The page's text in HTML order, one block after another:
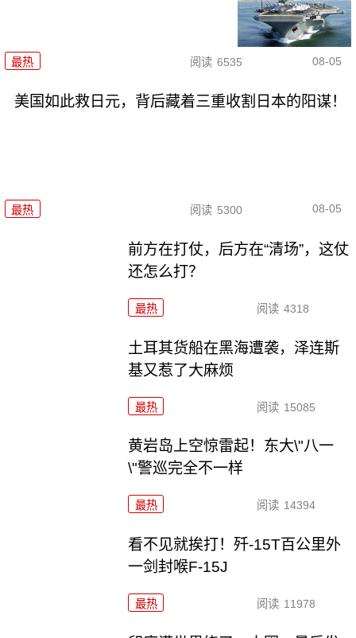
最热 阅读 6535 08-05
美国如此救日元，背后藏着三重收割日本的阳谋！
最热 阅读 5300 08-05
前方在打仗，后方在“清场”，这仗
还怎么打？
最热 阅读 4318
土耳其货船在黑海遭袭，泽连斯
基又惹了大麻烦
最热 阅读 15085
黄岩岛上空惊雷起！东大\"八一
\"警巡完全不一样
最热 阅读 14394
看不见就挨打！歼-15T百公里外
一剑封喉F-15J
最热 阅读 11978